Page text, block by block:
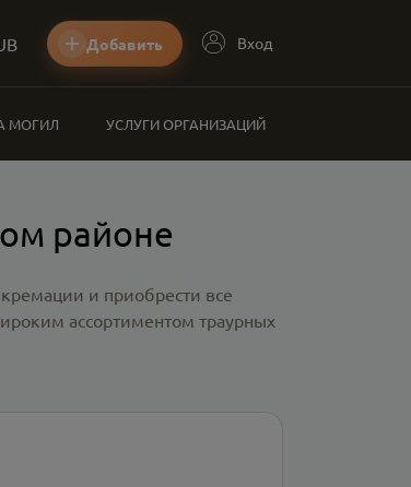
Добавить Вход
МОГИЛ УСЛУГИ ОРГАНИЗАЦИЙ
районе
и приобрести все
ассортиментом траурных